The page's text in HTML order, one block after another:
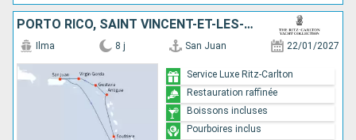
PORTO RICO, SAINT VINCENT-ET-LES-GRENADINES, SAINTE-LUCIE, ANTIGUA-ET-BARBUDA, FRANCE, VIRGIN GORDA
Ilma 8 j San Juan 22/01/2027
Service Luxe Ritz-Carlton
Restauration raffinée
Boissons incluses
Pourboires inclus